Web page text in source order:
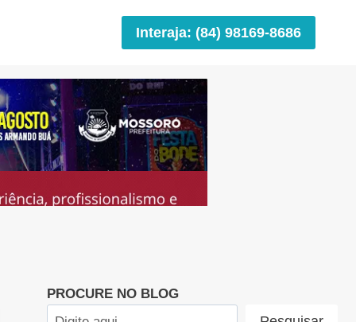
Interaja: (84) 98169-8686
PROCURE NO BLOG